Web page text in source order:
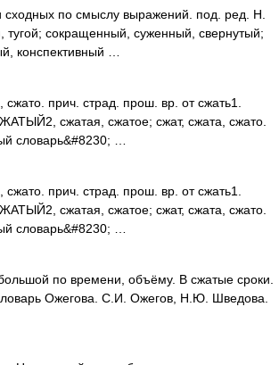
по смыслу выражений. под. ред. Н.
сокращенный, суженный, свернутый;
конспективный …
прич. страд. прош. вр. от сжать1.
сжатая, сжатое; сжат, сжата, сжато.
словарь&#8230; …
прич. страд. прош. вр. от сжать1.
сжатая, сжатое; сжат, сжата, сжато.
словарь&#8230; …
по времени, объёму. В сжатые сроки.
Ожегова. С.И. Ожегов, Н.Ю. Шведова.